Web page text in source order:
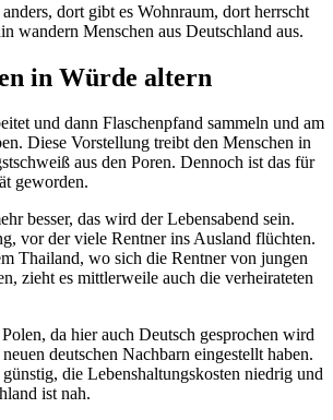
dort gibt es Wohnraum, dort herrscht
wandern Menschen aus Deutschland aus.
in Würde altern
und dann Flaschenpfand sammeln und am
Diese Vorstellung treibt den Menschen in
aus den Poren. Dennoch ist das für
geworden.
besser, das wird der Lebensabend sein.
vor der viele Rentner ins Ausland flüchten.
Thailand, wo sich die Rentner von jungen
zieht es mittlerweile auch die verheirateten
da hier auch Deutsch gesprochen wird
deutschen Nachbarn eingestellt haben.
die Lebenshaltungskosten niedrig und
ist nah.